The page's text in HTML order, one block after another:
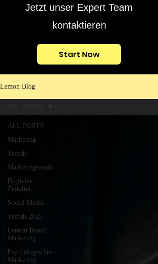
Jetzt unser Expert Team
kontaktieren
Start Now
Lemon Blog
ALL POSTS
Marketing
Trends
Marketingtrends
Digitales
Zeitalter
Social Media
Trends 2025
Lemon Brand
Marketing
Psychologisches
Marketing